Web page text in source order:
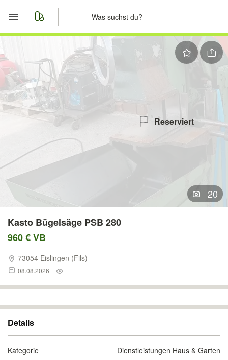
Merkliste
Nachrichten
Reserviert
20
Kasto Bügelsäge PSB 280
960 € VB
73054 Eislingen (Fils)
08.08.2026
Details
Kategorie
Dienstleistungen Haus & Garten